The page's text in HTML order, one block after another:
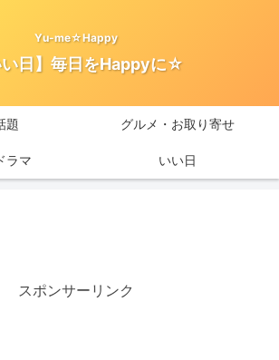
Yu-me☆Happy
い日】毎日をHappyに☆
題 グルメ・お取り寄せ
ラマ いい日
スポンサーリンク